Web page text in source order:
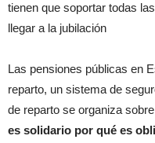
tienen que soportar todas
llegar a la jubilación
Las pensiones públicas en
reparto, un sistema de
de reparto se organiza
es solidario por qué es